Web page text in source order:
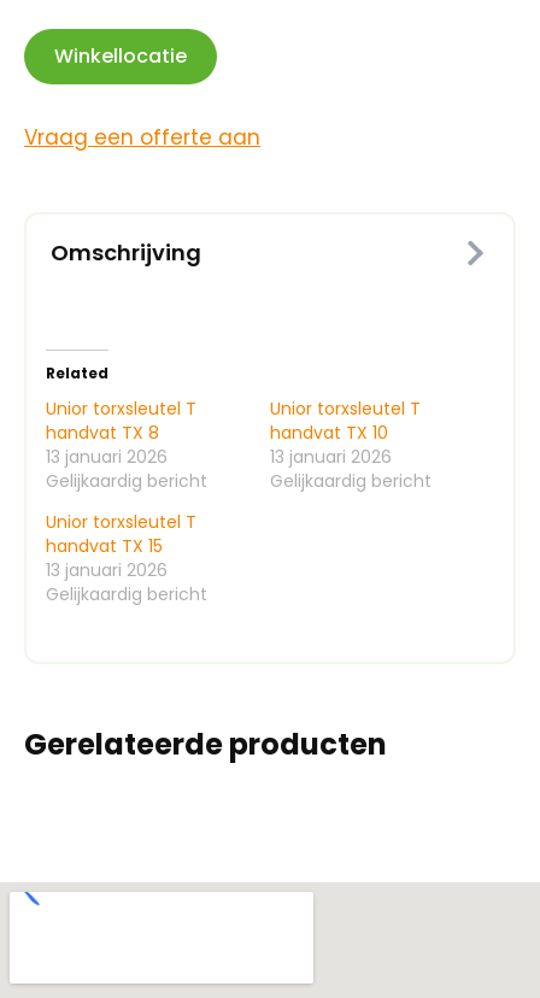
Winkellocatie
Vraag een offerte aan
Omschrijving
Related
Unior torxsleutel T
handvat TX 8
13 januari 2026
Gelijkaardig bericht
Unior torxsleutel T
handvat TX 10
13 januari 2026
Gelijkaardig bericht
Unior torxsleutel T
handvat TX 15
13 januari 2026
Gelijkaardig bericht
Gerelateerde producten